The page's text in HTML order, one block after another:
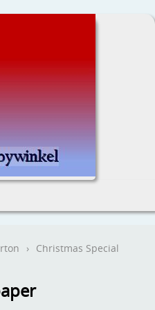
› Christmas Special